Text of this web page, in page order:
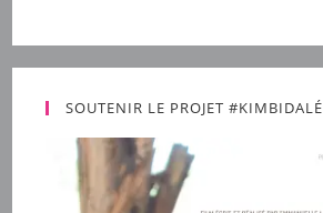
SOUTENIR LE PROJET #KIMBIDALÉ